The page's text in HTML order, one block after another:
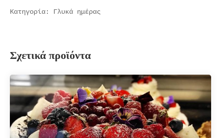
Κατηγορία: Γλυκά ημέρας
Σχετικά προϊόντα